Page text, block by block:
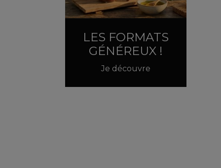
LES FORMATS
GÉNÉREUX !
Je découvre